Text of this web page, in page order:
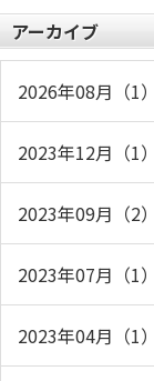
アーカイブ
2026年08月（1）
2023年12月（1）
2023年09月（2）
2023年07月（1）
2023年04月（1）